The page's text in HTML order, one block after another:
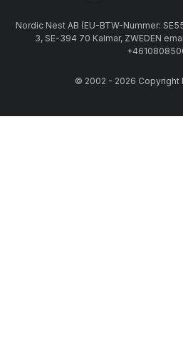
Nordic Nest AB (EU-BTW-Nummer:
3, SE-394 70 Kalmar, ZWEDEN
© 2002 - 2026 Copyright